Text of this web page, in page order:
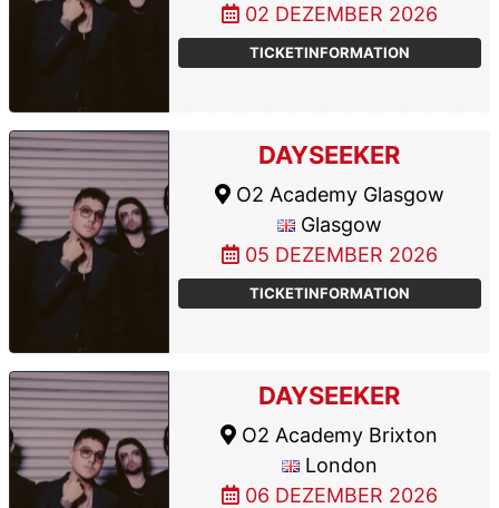
02 DEZEMBER 2026
TICKETINFORMATION
DAYSEEKER
O2 Academy Glasgow
Glasgow
05 DEZEMBER 2026
TICKETINFORMATION
DAYSEEKER
O2 Academy Brixton
London
06 DEZEMBER 2026